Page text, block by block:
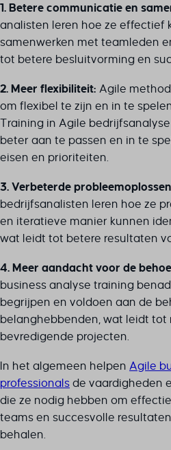
1. Betere communicatie en
analisten leren hoe ze effectief
samenwerken met teamleden
tot betere besluitvorming en
2. Meer flexibiliteit: Agile
om flexibel te zijn en in te
Training in Agile
beter aan te passen en in te
eisen en prioriteiten.
3. Verbeterde
bedrijfsanalisten leren hoe ze
en iteratieve manier kunnen
wat leidt tot betere resultaten
4. Meer aandacht voor de
business analyse training
begrijpen en voldoen aan de
belanghebbenden, wat leidt tot
bevredigende projecten.
In het algemeen helpen Agile
professionals de vaardigheden
die ze nodig hebben om
teams en succesvolle
behalen.